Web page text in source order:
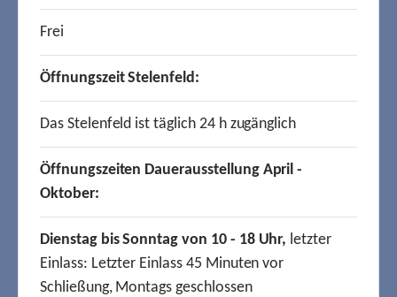
Frei
Öffnungszeit Stelenfeld:
Das Stelenfeld ist täglich 24 h zugänglich
Öffnungszeiten Dauerausstellung April -
Oktober:
Dienstag bis Sonntag von 10 - 18 Uhr, letzter
Einlass: Letzter Einlass 45 Minuten vor
Schließung, Montags geschlossen